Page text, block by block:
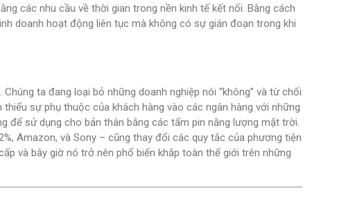
các nhu cầu về thời gian trong nền kinh tế kết nối. Bằng cách
doanh hoạt động liên tục mà không có sự gián đoạn trong khi
ta đang loại bỏ những doanh nghiệp nói “không” và từ chối
sự phụ thuộc của khách hàng vào các ngân hàng với những
để sử dụng cho bản thân bằng các tấm pin năng lượng mặt trời.
Amazon, và Sony – cũng thay đổi các quy tắc của phương tiện
và bây giờ nó trở nên phổ biến khắp toàn thế giới trên những